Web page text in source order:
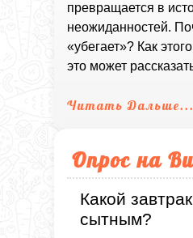
превращается в
неожиданностей.
«убегает»? Как
это может
Читать Дальше...
Опрос на
Какой
сытным?